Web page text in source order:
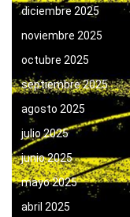
diciembre 2025
noviembre 2025
octubre 2025
septiembre 2025
agosto 2025
julio 2025
junio 2025
mayo 2025
abril 2025